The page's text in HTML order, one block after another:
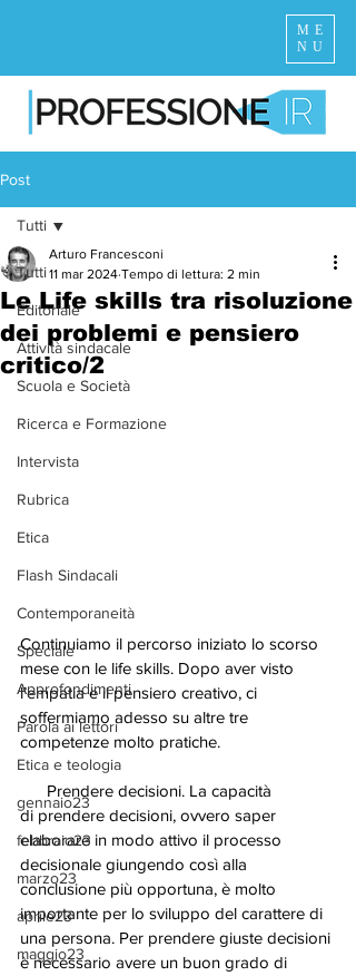
ME
NU
Post
Tutti
Editoriale
Attività sindacale
Scuola e Società
Ricerca e Formazione
Intervista
Rubrica
Etica
Flash Sindacali
Contemporaneità
Speciale
Approfondimenti
Parola ai lettori
Etica e teologia
gennaio23
febbraio23
marzo23
aprile23
maggio23
Tutti
Le Life skills tra risoluzione
dei problemi e pensiero
critico/2
Arturo Francesconi
11 mar 2024 Tempo di lettura: 2 min
Continuiamo il percorso iniziato lo scorso
mese con le life skills. Dopo aver visto
l’empatia e il pensiero creativo, ci
soffermiamo adesso su altre tre
competenze molto pratiche.
Prendere decisioni. La capacità
di prendere decisioni, ovvero saper
elaborare in modo attivo il processo
decisionale giungendo così alla
conclusione più opportuna, è molto
importante per lo sviluppo del carattere di
una persona. Per prendere giuste decisioni
è necessario avere un buon grado di